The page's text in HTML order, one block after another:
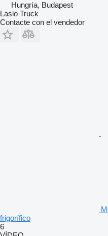
Hungría, Budapest
Laslo Truck
Contacte con el vendedor
frigorífico
6